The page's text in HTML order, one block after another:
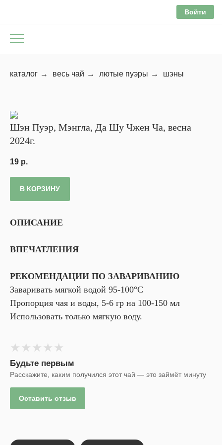
Войти
каталог → весь чай → лютые пуэры → шэны
Шэн Пуэр, Мэнгла, Да Шу Чжен Ча, весна
2024г.
19 р.
В КОРЗИНУ
ОПИСАНИЕ
ВПЕЧАТЛЕНИЯ
РЕКОМЕНДАЦИИ ПО ЗАВАРИВАНИЮ
Заваривать мягкой водой 95-100°С
Пропорция чая и воды, 5-6 гр на 100-150 мл
Использовать только мягкую воду.
★ ★ ★ ★ ★
Будьте первым
Расскажите, каким получился этот чай — это займёт минуту
Оставить отзыв